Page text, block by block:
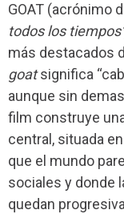
GOAT (acrónimo
todos los
más destacados
goatsignifica
aunque sin
film construye
central, situada
que el mundo
sociales y donde
quedan